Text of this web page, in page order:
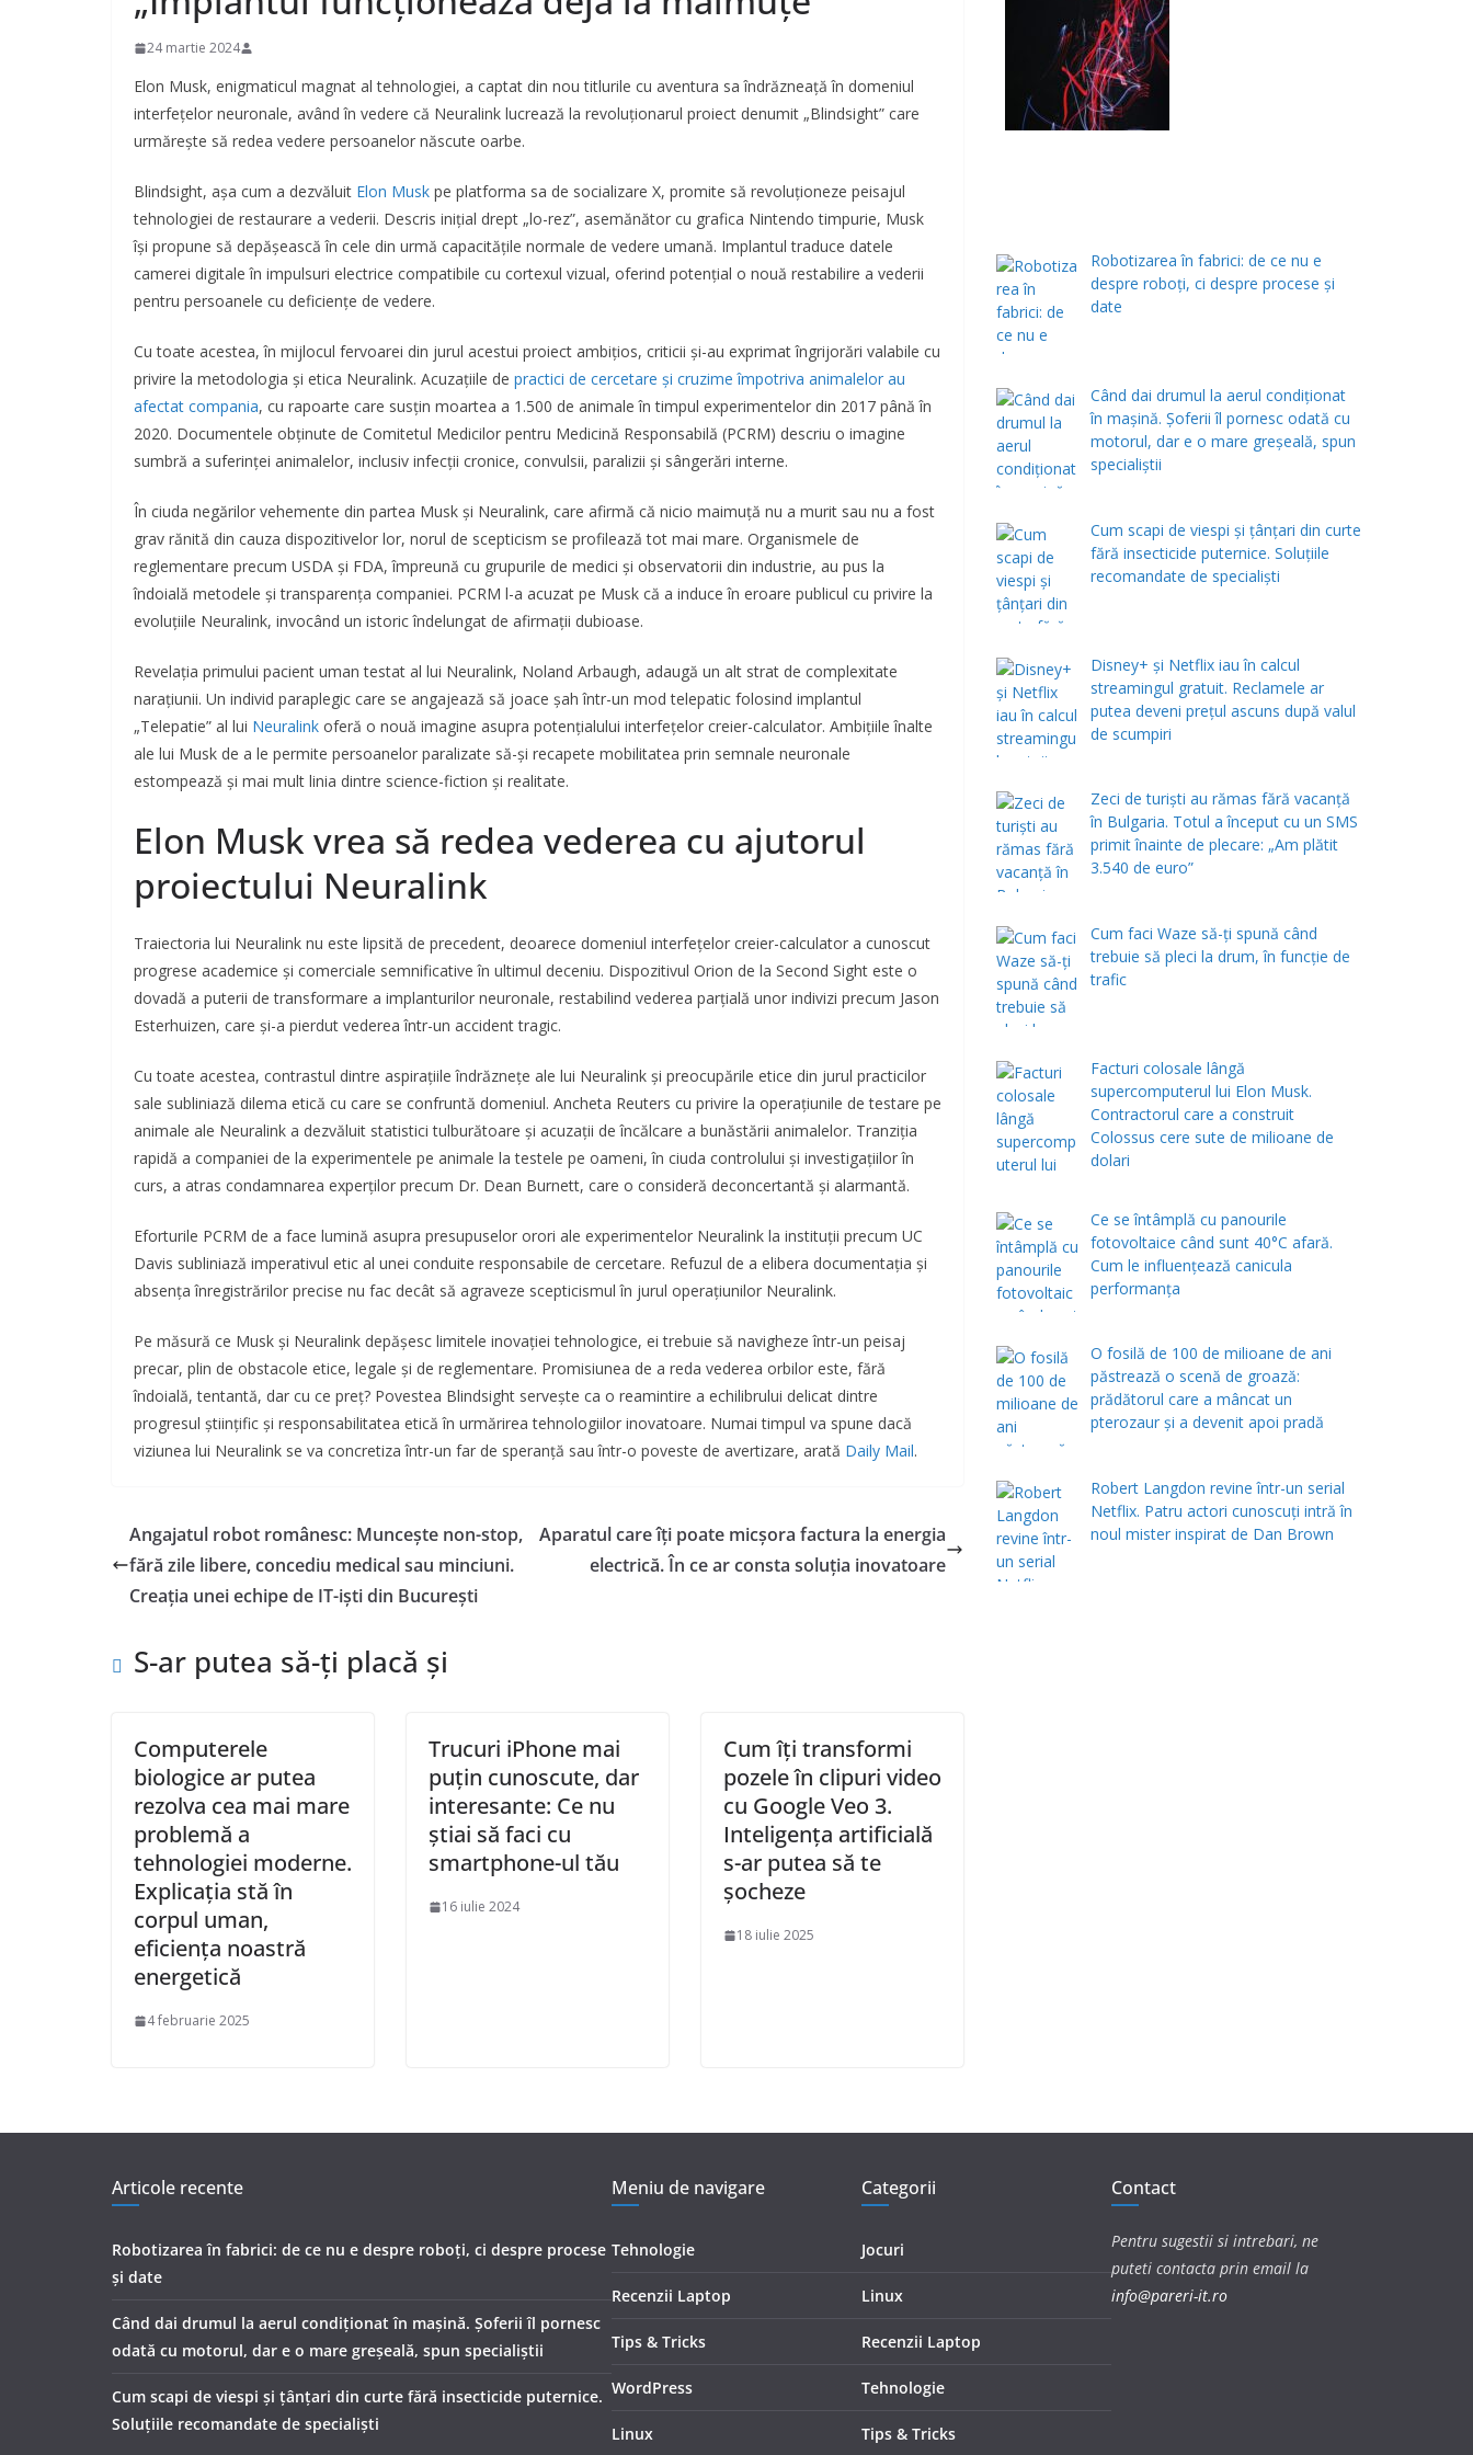
24 martie 2024
Elon Musk, enigmaticul magnat al tehnologiei, a captat din nou titlurile cu aventura sa îndrăzneață în domeniul
interfețelor neuronale, având în vedere că Neuralink lucrează la revoluționarul proiect denumit „Blindsight” care
urmărește să redea vedere persoanelor născute oarbe.
Blindsight, așa cum a dezvăluit Elon Musk pe platforma sa de socializare X, promite să revoluționeze peisajul
tehnologiei de restaurare a vederii. Descris inițial drept „lo-rez”, asemănător cu grafica Nintendo timpurie, Musk
își propune să depășească în cele din urmă capacitățile normale de vedere umană. Implantul traduce datele
camerei digitale în impulsuri electrice compatibile cu cortexul vizual, oferind potențial o nouă restabilire a vederii
pentru persoanele cu deficiențe de vedere.
Cu toate acestea, în mijlocul fervoarei din jurul acestui proiect ambițios, criticii și-au exprimat îngrijorări valabile cu
privire la metodologia și etica Neuralink. Acuzațiile de practici de cercetare și cruzime împotriva animalelor au
afectat compania, cu rapoarte care susțin moartea a 1.500 de animale în timpul experimentelor din 2017 până în
2020. Documentele obținute de Comitetul Medicilor pentru Medicină Responsabilă (PCRM) descriu o imagine
sumbră a suferinței animalelor, inclusiv infecții cronice, convulsii, paralizii și sângerări interne.
În ciuda negărilor vehemente din partea Musk și Neuralink, care afirmă că nicio maimuță nu a murit sau nu a fost
grav rănită din cauza dispozitivelor lor, norul de scepticism se profilează tot mai mare. Organismele de
reglementare precum USDA și FDA, împreună cu grupurile de medici și observatorii din industrie, au pus la
îndoială metodele și transparența companiei. PCRM l-a acuzat pe Musk că a induce în eroare publicul cu privire la
evoluțiile Neuralink, invocând un istoric îndelungat de afirmații dubioase.
Revelația primului pacient uman testat al lui Neuralink, Noland Arbaugh, adaugă un alt strat de complexitate
narațiunii. Un individ paraplegic care se angajează să joace șah într-un mod telepatic folosind implantul
„Telepatie” al lui Neuralink oferă o nouă imagine asupra potențialului interfețelor creier-calculator. Ambițiile înalte
ale lui Musk de a le permite persoanelor paralizate să-și recapete mobilitatea prin semnale neuronale
estompează și mai mult linia dintre science-fiction și realitate.
Elon Musk vrea să redea vederea cu ajutorul
proiectului Neuralink
Traiectoria lui Neuralink nu este lipsită de precedent, deoarece domeniul interfețelor creier-calculator a cunoscut
progrese academice și comerciale semnificative în ultimul deceniu. Dispozitivul Orion de la Second Sight este o
dovadă a puterii de transformare a implanturilor neuronale, restabilind vederea parțială unor indivizi precum Jason
Esterhuizen, care și-a pierdut vederea într-un accident tragic.
Cu toate acestea, contrastul dintre aspirațiile îndrăznețe ale lui Neuralink și preocupările etice din jurul practicilor
sale subliniază dilema etică cu care se confruntă domeniul. Ancheta Reuters cu privire la operațiunile de testare pe
animale ale Neuralink a dezvăluit statistici tulburătoare și acuzații de încălcare a bunăstării animalelor. Tranziția
rapidă a companiei de la experimentele pe animale la testele pe oameni, în ciuda controlului și investigațiilor în
curs, a atras condamnarea experților precum Dr. Dean Burnett, care o consideră deconcertantă și alarmantă.
Eforturile PCRM de a face lumină asupra presupuselor orori ale experimentelor Neuralink la instituții precum UC
Davis subliniază imperativul etic al unei conduite responsabile de cercetare. Refuzul de a elibera documentația și
absența înregistrărilor precise nu fac decât să agraveze scepticismul în jurul operațiunilor Neuralink.
Pe măsură ce Musk și Neuralink depășesc limitele inovației tehnologice, ei trebuie să navigheze într-un peisaj
precar, plin de obstacole etice, legale și de reglementare. Promisiunea de a reda vederea orbilor este, fără
îndoială, tentantă, dar cu ce preț? Povestea Blindsight servește ca o reamintire a echilibrului delicat dintre
progresul științific și responsabilitatea etică în urmărirea tehnologiilor inovatoare. Numai timpul va spune dacă
viziunea lui Neuralink se va concretiza într-un far de speranță sau într-o poveste de avertizare, arată Daily Mail.
Angajatul robot românesc: Muncește non-stop,
fără zile libere, concediu medical sau minciuni.
Creația unei echipe de IT-iști din București
Aparatul care îți poate micșora factura la energia
electrică. În ce ar consta soluția inovatoare
S-ar putea să-ți placă și
Computerele
biologice ar putea
rezolva cea mai mare
problemă a
tehnologiei moderne.
Explicația stă în
corpul uman,
eficiența noastră
energetică
4 februarie 2025
Trucuri iPhone mai
puțin cunoscute, dar
interesante: Ce nu
știai să faci cu
smartphone-ul tău
16 iulie 2024
Cum îți transformi
pozele în clipuri video
cu Google Veo 3.
Inteligența artificială
s-ar putea să te
șocheze
18 iulie 2025
Robotizarea în fabrici: de ce nu e
despre roboți, ci despre procese și
date
Când dai drumul la aerul condiţionat
în maşină. Şoferii îl pornesc odată cu
motorul, dar e o mare greşeală, spun
specialiştii
Cum scapi de viespi și țânțari din curte
fără insecticide puternice. Soluțiile
recomandate de specialiști
Disney+ și Netflix iau în calcul
streamingul gratuit. Reclamele ar
putea deveni prețul ascuns după valul
de scumpiri
Zeci de turiști au rămas fără vacanță
în Bulgaria. Totul a început cu un SMS
primit înainte de plecare: „Am plătit
3.540 de euro”
Cum faci Waze să-ți spună când
trebuie să pleci la drum, în funcție de
trafic
Facturi colosale lângă
supercomputerul lui Elon Musk.
Contractorul care a construit
Colossus cere sute de milioane de
dolari
Ce se întâmplă cu panourile
fotovoltaice când sunt 40°C afară.
Cum le influențează canicula
performanța
O fosilă de 100 de milioane de ani
păstrează o scenă de groază:
prădătorul care a mâncat un
pterozaur și a devenit apoi pradă
Robert Langdon revine într-un serial
Netflix. Patru actori cunoscuți intră în
noul mister inspirat de Dan Brown
Articole recente
Robotizarea în fabrici: de ce nu e despre roboți, ci despre procese
și date
Când dai drumul la aerul condiţionat în maşină. Şoferii îl pornesc
odată cu motorul, dar e o mare greşeală, spun specialiştii
Cum scapi de viespi și țânțari din curte fără insecticide puternice.
Soluțiile recomandate de specialiști
Meniu de navigare
Tehnologie
Recenzii Laptop
Tips & Tricks
WordPress
Linux
Categorii
Jocuri
Linux
Recenzii Laptop
Tehnologie
Tips & Tricks
Contact
Pentru sugestii si intrebari, ne
puteti contacta prin email la
info@pareri-it.ro